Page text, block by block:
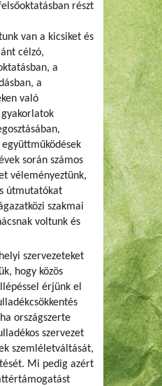
részt
van a kicsiket és
célzó,
a
a
való
során számos
véleményeztünk,
útmutatókat
szakmai
voltunk és
szervezeteket
hogy közös
érjünk el
országszerte
szervezet
szemléletváltását,
Mi pedig azért